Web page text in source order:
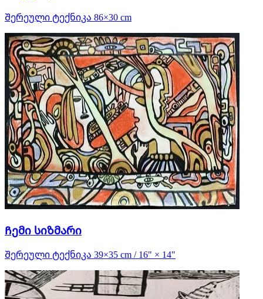
Შერეული ტექნიკა 86×30 cm
Ჩემი სიზმარი
Შერეული ტექნიკა 39×35 cm / 16" × 14"